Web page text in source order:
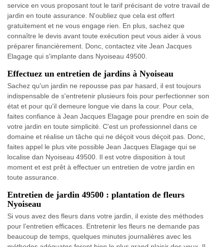
service en vous proposant tout le tarif précisant de votre travail de
jardin en toute assurance. N'oubliez que cela est offert
gratuitement et ne vous engage rien. En plus, sachez que
connaître le devis avant toute exécution peut vous aider à vous
préparer financièrement. Donc, contactez vite Jean Jacques
Elagage qui s'implante dans Nyoiseau 49500.
Effectuez un entretien de jardins à Nyoiseau
Sachez qu'un jardin ne repousse pas par hasard, il est toujours
indispensable de s'entretenir plusieurs fois pour perfectionner son
état et pour qu'il demeure longue vie dans la cour. Pour cela,
faites confiance à Jean Jacques Elagage pour prendre en soin de
votre jardin en toute simplicité. C'est un professionnel dans ce
domaine et réalise un tâche qui ne déçoit vous déçoit pas. Donc,
faites appel le plus vite possible Jean Jacques Elagage qui se
localise dan Nyoiseau 49500. Il est votre disposition à tout
moment et est prêt à effectuer un entretien de votre jardin en
toute assurance.
Entretien de jardin 49500 : plantation de fleurs
Nyoiseau
Si vous avez des fleurs dans votre jardin, il existe des méthodes
pour l’entretien efficaces. Entretenir les fleurs ne demande pas
beaucoup de temps, quelques minutes journalières avec les